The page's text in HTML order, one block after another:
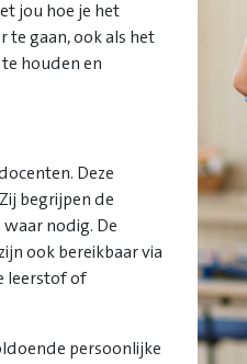
jou hoe je het
te gaan, ook als het
houden en
Deze
begrijpen de
nodig. De
ook bereikbaar via
leerstof of
persoonlijke